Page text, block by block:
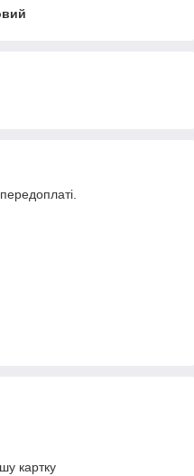
картку